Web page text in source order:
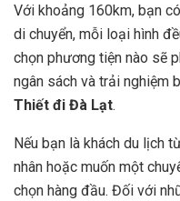
Với khoảng 160km, bạn
di chuyển, mỗi loại hình
chọn phương tiện nào sẽ
ngân sách và trải nghiệm
Thiết đi Đà Lạt.
Nếu bạn là khách du lịch
nhân hoặc muốn một
chọn hàng đầu. Đối với